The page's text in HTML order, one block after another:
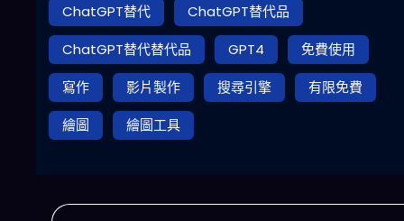
ChatGPT替代
ChatGPT替代品
ChatGPT替代替代品
GPT4
免費使用
寫作
影片製作 搜尋引擎
有限免費
繪圖
繪圖工具